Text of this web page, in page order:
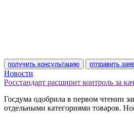
получить консультацию отправить
Новости
Росстандарт расширит контроль за
Госдума одобрила в первом чтении
отдельными категориями товаров.